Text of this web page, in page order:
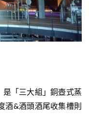
「三大組」銅壺式蒸
酒&酒頭酒尾收集槽則